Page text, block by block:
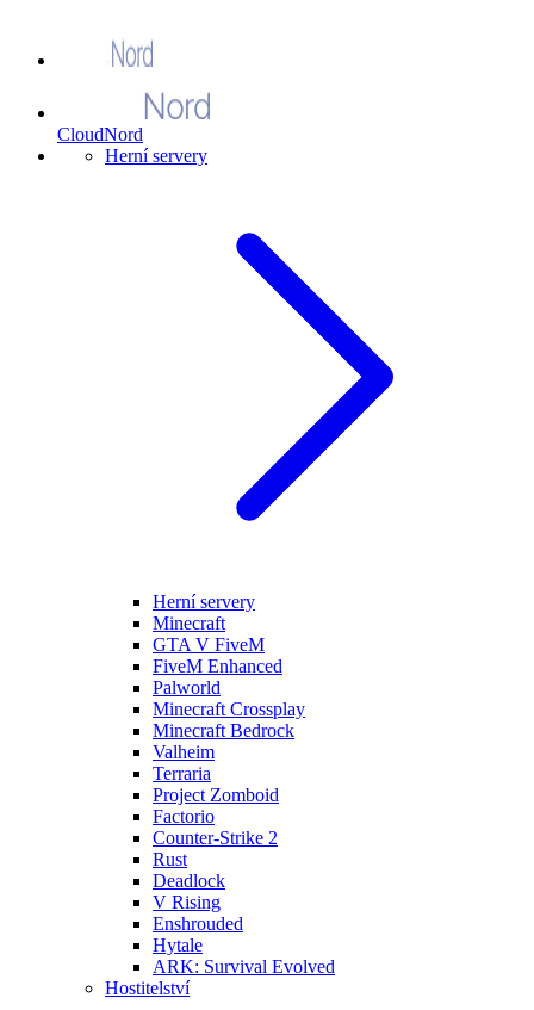
CloudNord
Herní servery
Herní servery
Minecraft
GTA V FiveM
FiveM Enhanced
Palworld
Minecraft Crossplay
Minecraft Bedrock
Valheim
Terraria
Project Zomboid
Factorio
Counter-Strike 2
Rust
Deadlock
V Rising
Enshrouded
Hytale
ARK: Survival Evolved
Hostitelství